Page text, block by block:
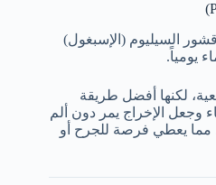
السيليوم (الإسبغول)
يومياً.
لكنها أفضل طريقة
وجعل الإخراج يمر دون ألم
مما يعطي فرصة للجرح أو